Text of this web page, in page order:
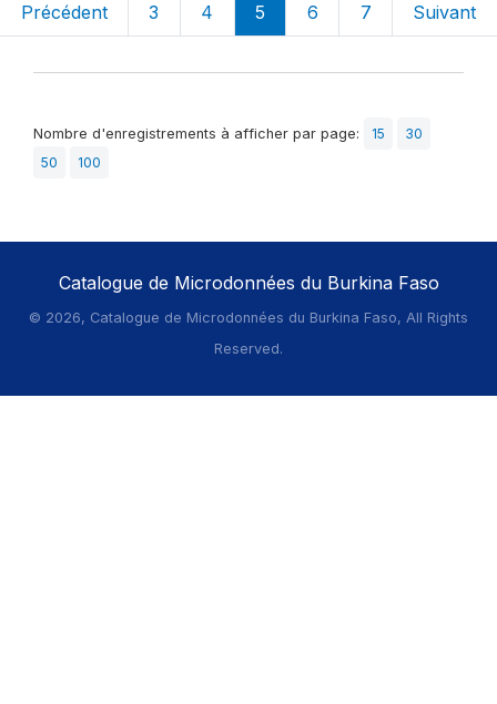
Précédent 3 4 5 6 7 Suivant
Nombre d'enregistrements à afficher par page: 15
30
50
100
Catalogue de Microdonnées du Burkina Faso
© 2026, Catalogue de Microdonnées du Burkina Faso, All Rights
Reserved.